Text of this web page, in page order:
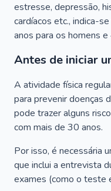
estresse, depressão,
cardíacos etc., indica-
anos para os homens
Antes de iniciar
A atividade física
para prevenir doenças
pode trazer alguns
com mais de 30 anos.
Por isso, é necessária
que inclui a entrevista
exames (como o teste